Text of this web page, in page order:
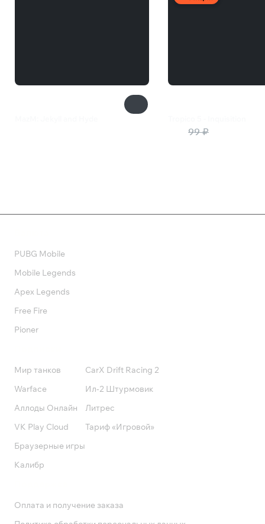
99 ₽
PUBG Mobile
Mobile Legends
Apex Legends
Free Fire
Pioner
Мир танков
Warface
Аллоды Онлайн
VK Play Cloud
Браузерные игры
Калибр
CarX Drift Racing 2
Ил-2 Штурмовик
Литрес
Тариф «Игровой»
Оплата и получение заказа